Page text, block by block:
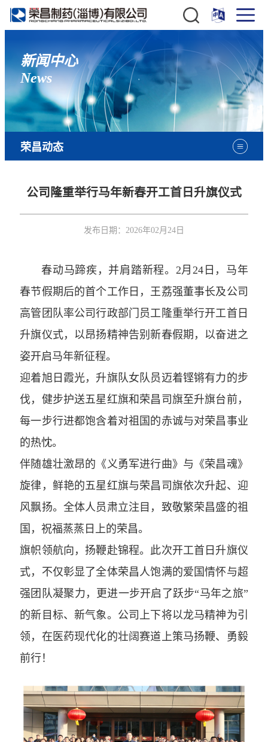
新闻中心
News
荣昌动态
公司隆重举行马年新春开工首日升旗仪式
发布日期： 2026年02月24日
春动马蹄疾，并肩踏新程。2月24日，马年
春节假期后的首个工作日，王荔强董事长及公司
高管团队率公司行政部门员工隆重举行开工首日
升旗仪式，以昂扬精神告别新春假期，以奋进之
姿开启马年新征程。
迎着旭日霞光，升旗队女队员迈着铿锵有力的步
伐，健步护送五星红旗和荣昌司旗至升旗台前，
每一步行进都饱含着对祖国的赤诚与对荣昌事业
的热忱。
伴随雄壮激昂的《义勇军进行曲》与《荣昌魂》
旋律，鲜艳的五星红旗与荣昌司旗依次升起、迎
风飘扬。全体人员肃立注目，致敬繁荣昌盛的祖
国，祝福蒸蒸日上的荣昌。
旗帜领航向，扬鞭赴锦程。此次开工首日升旗仪
式，不仅彰显了全体荣昌人饱满的爱国情怀与超
强团队凝聚力，更进一步开启了跃步“马年之旅”
的新目标、新气象。公司上下将以龙马精神为引
领，在医药现代化的壮阔赛道上策马扬鞭、勇毅
前行！